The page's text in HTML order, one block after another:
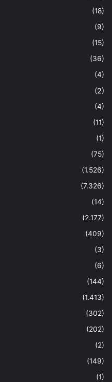
(18)
(9)
(15)
(36)
(4)
(2)
(4)
(11)
(1)
(75)
(1.526)
(7.326)
(14)
(2.177)
(409)
(3)
(6)
(144)
(1.413)
(302)
(202)
(2)
(149)
(1)